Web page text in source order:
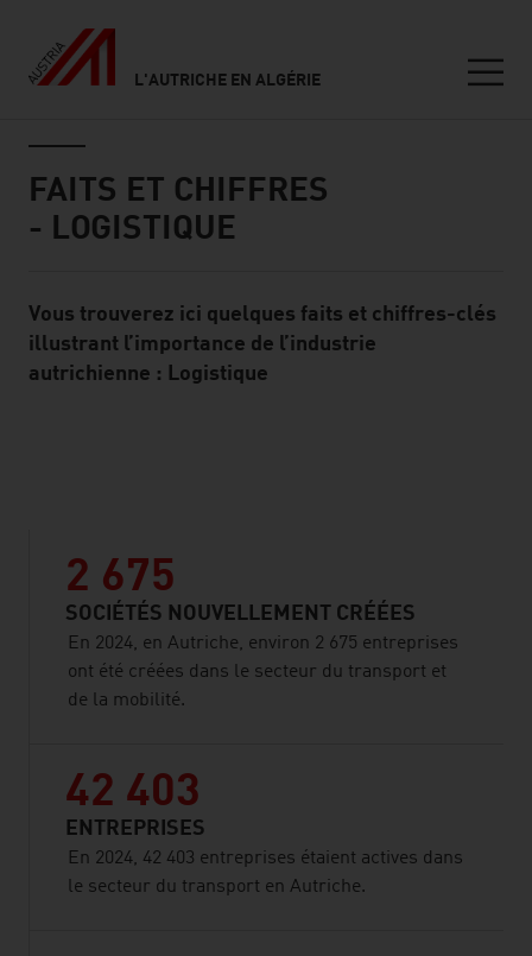
L'AUTRICHE EN ALGÉRIE
FAITS ET CHIFFRES
- LOGISTIQUE
Standard Content Module
Vous trouverez ici quelques faits et chiffres-clés
illustrant l’importance de l’industrie
autrichienne : Logistique
2 675
SOCIÉTÉS NOUVELLEMENT CRÉÉES
En 2024, en Autriche, environ 2 675 entreprises
ont été créées dans le secteur du transport et
de la mobilité.
42 403
ENTREPRISES
En 2024, 42 403 entreprises étaient actives dans
le secteur du transport en Autriche.